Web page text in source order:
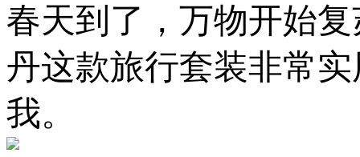
春天到了，万物开始
丹这款旅行套装非常
我。